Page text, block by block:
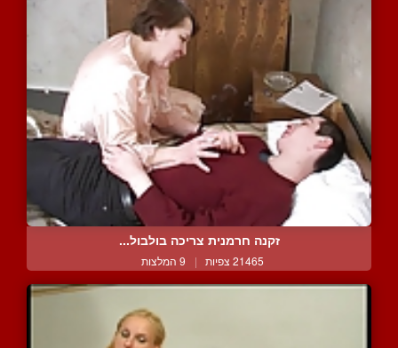
זקנה חרמנית צריכה בולבול...
21465 צפיות | 9 המלצות